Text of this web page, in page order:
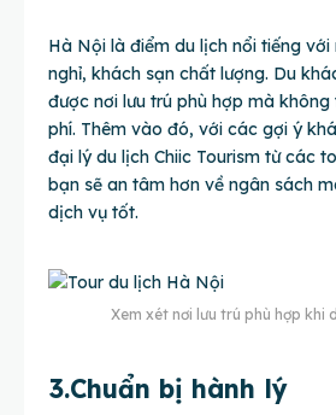
Hà Nội là điểm du lịch nổi tiếng với
nghỉ, khách sạn chất lượng. Du
được nơi lưu trú phù hợp mà không
phí. Thêm vào đó, với các gợi ý
đại lý du lịch Chiic Tourism từ các
bạn sẽ an tâm hơn về ngân sách
dịch vụ tốt.
Xem xét nơi lưu trú phù hợp khi
3.Chuẩn bị hành lý